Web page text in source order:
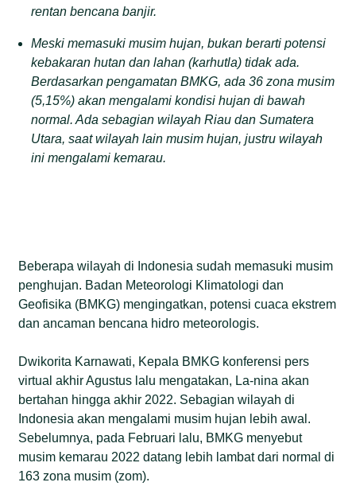
rentan bencana banjir.
Meski memasuki musim hujan, bukan berarti potensi
kebakaran hutan dan lahan (karhutla) tidak ada.
Berdasarkan pengamatan BMKG, ada 36 zona musim
(5,15%) akan mengalami kondisi hujan di bawah
normal. Ada sebagian wilayah Riau dan Sumatera
Utara, saat wilayah lain musim hujan, justru wilayah
ini mengalami kemarau.
Beberapa wilayah di Indonesia sudah memasuki musim
penghujan. Badan Meteorologi Klimatologi dan
Geofisika (BMKG) mengingatkan, potensi cuaca ekstrem
dan ancaman bencana hidro meteorologis.
Dwikorita Karnawati, Kepala BMKG konferensi pers
virtual akhir Agustus lalu mengatakan, La-nina akan
bertahan hingga akhir 2022. Sebagian wilayah di
Indonesia akan mengalami musim hujan lebih awal.
Sebelumnya, pada Februari lalu, BMKG menyebut
musim kemarau 2022 datang lebih lambat dari normal di
163 zona musim (zom).